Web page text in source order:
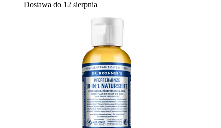
Dostawa do 12 sierpnia